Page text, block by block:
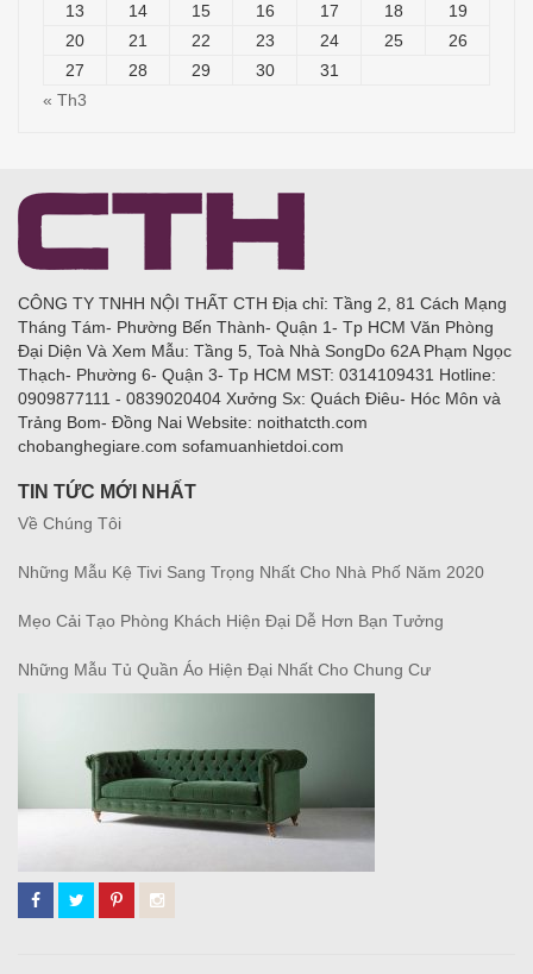
13
14 15 16 17 18
19
20
21 22 23 24 25
26
27
28 29 30
31
« Th3
CÔNG TY TNHH NỘI THẤT CTH Địa chỉ: Tầng 2, 81 Cách Mạng
Tháng Tám- Phường Bến Thành- Quận 1- Tp HCM Văn Phòng
Đại Diện Và Xem Mẫu: Tầng 5, Toà Nhà SongDo 62A Phạm Ngọc
Thạch- Phường 6- Quận 3- Tp HCM MST: 0314109431 Hotline:
0909877111 - 0839020404 Xưởng Sx: Quách Điêu- Hóc Môn và
Trảng Bom- Đồng Nai Website: noithatcth.com
chobanghegiare.com sofamuanhietdoi.com
TIN TỨC MỚI NHẤT
Về Chúng Tôi
Những Mẫu Kệ Tivi Sang Trọng Nhất Cho Nhà Phố Năm 2020
Mẹo Cải Tạo Phòng Khách Hiện Đại Dễ Hơn Bạn Tưởng
Những Mẫu Tủ Quần Áo Hiện Đại Nhất Cho Chung Cư